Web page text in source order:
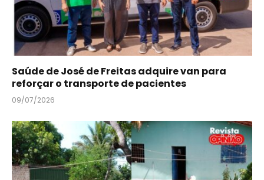
Saúde de José de Freitas adquire van para
reforçar o transporte de pacientes
09/07/2026